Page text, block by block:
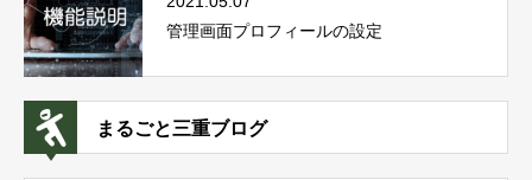
管理画面プロフィールの設定
まるごと三重ブログ